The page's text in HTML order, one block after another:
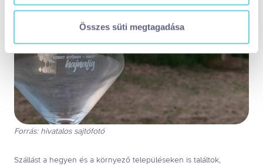
tájékoztatóért:
visitbalaton365-weboldal-sutikezelesi-tajekoztato.pdf
Kizárólag az elengedhetetlen sütiket használja
(alapértelmezett)
Kiválasztottak engedélyezése
Összes süti engedélyezése
Összes süti visszautasítása
Ön a hozzájárulását bármikor visszavonhatja a weboldal
ezen sütikezelési felületén keresztül. A hozzájárulás
visszavonás előtti adatkezelés jogszerűségét.
Összes süti megtagadása
Forrás: hivatalos sajtófotó
Szállást a hegyen és a környező településeken is találtok,